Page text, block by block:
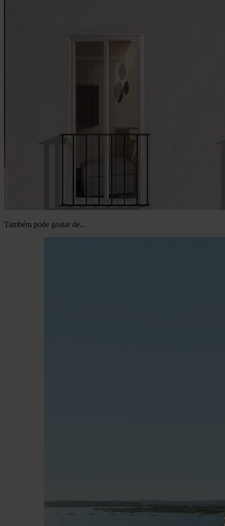
Também pode gostar de...